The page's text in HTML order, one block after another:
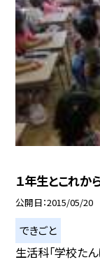
１年生とこれか
公開日 2015/05/20
できごと
生活科「学校た